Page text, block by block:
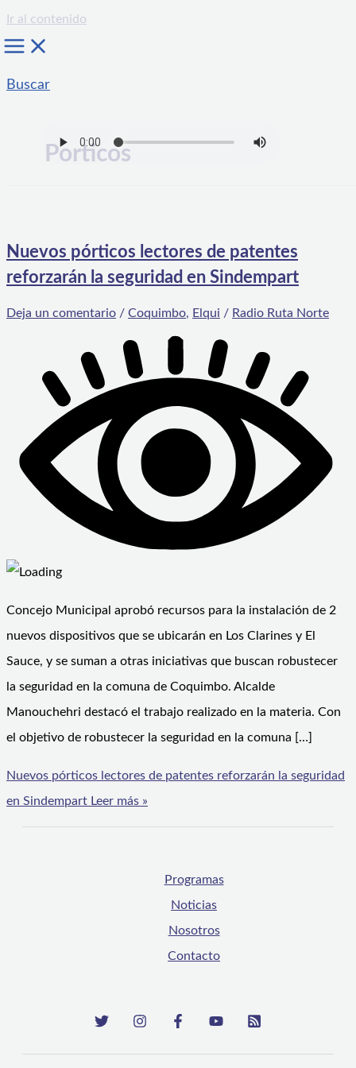
Ir al contenido
Buscar
Porticos
Nuevos pórticos lectores de patentes
reforzarán la seguridad en Sindempart
Deja un comentario / Coquimbo, Elqui / Radio Ruta Norte
Concejo Municipal aprobó recursos para la instalación de 2
nuevos dispositivos que se ubicarán en Los Clarines y El
Sauce, y se suman a otras iniciativas que buscan robustecer
la seguridad en la comuna de Coquimbo. Alcalde
Manouchehri destacó el trabajo realizado en la materia. Con
el objetivo de robustecer la seguridad en la comuna […]
Nuevos pórticos lectores de patentes reforzarán la seguridad
en Sindempart Leer más »
Programas
Noticias
Nosotros
Contacto